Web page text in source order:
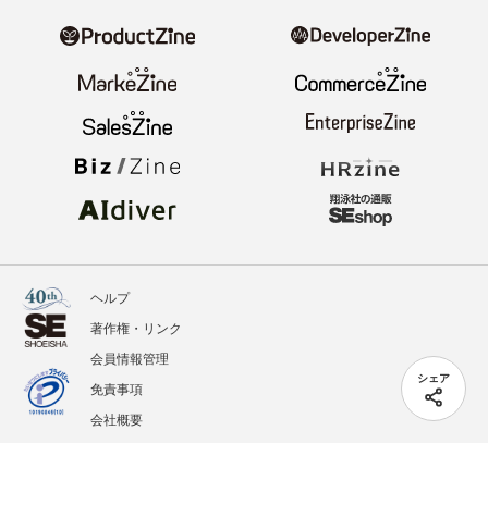
シェア
ヘルプ
著作権・リンク
会員情報管理
免責事項
会社概要